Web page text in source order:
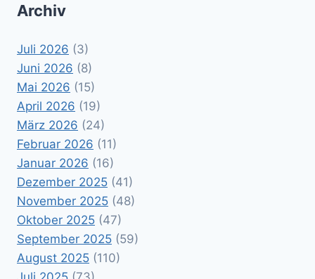
Archiv
Juli 2026 (3)
Juni 2026 (8)
Mai 2026 (15)
April 2026 (19)
März 2026 (24)
Februar 2026 (11)
Januar 2026 (16)
Dezember 2025 (41)
November 2025 (48)
Oktober 2025 (47)
September 2025 (59)
August 2025 (110)